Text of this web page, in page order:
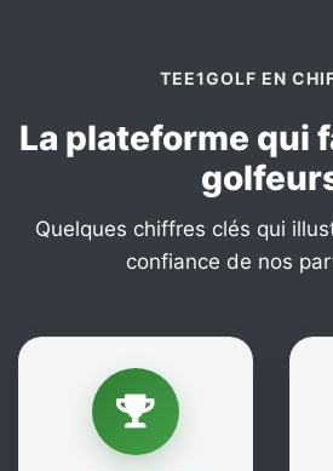
TEE1GOLF EN
La plateforme qui
Quelques chiffres clés qui
confiance de nos